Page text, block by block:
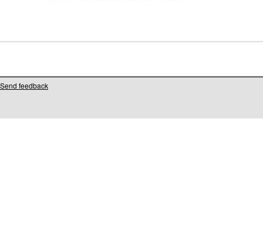
Send feedback